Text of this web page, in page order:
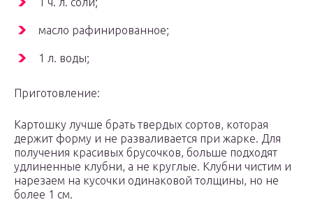
масло рафинированное;
1 л. воды;
Приготовление:
Картошку лучше брать твердых сортов, которая
держит форму и не разваливается при жарке. Для
получения красивых брусочков, больше подходят
удлиненные клубни, а не круглые. Клубни чистим и
нарезаем на кусочки одинаковой толщины, но не
более 1 см.